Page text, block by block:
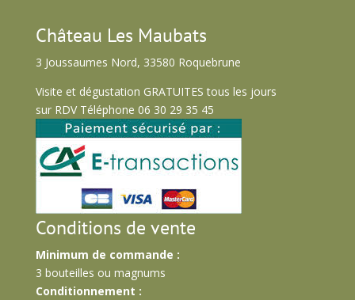
Château Les Maubats
3 Joussaumes Nord, 33580 Roquebrune
Visite et dégustation GRATUITES tous les jours
sur RDV Téléphone 06 30 29 35 45
Conditions de vente
Minimum de commande :
3 bouteilles ou magnums
Conditionnement :